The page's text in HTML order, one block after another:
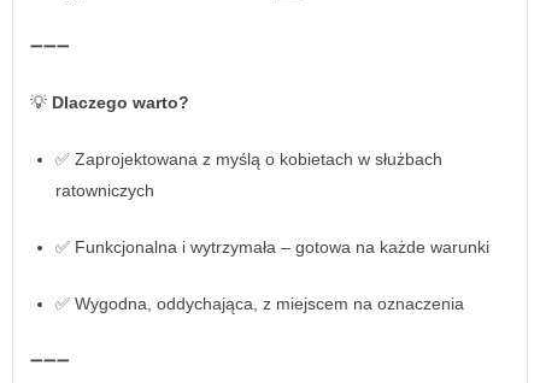
➖➖➖
💡 Dlaczego warto?
✅ Zaprojektowana z myślą o kobietach w służbach
ratowniczych
✅ Funkcjonalna i wytrzymała – gotowa na każde warunki
✅ Wygodna, oddychająca, z miejscem na oznaczenia
➖➖➖